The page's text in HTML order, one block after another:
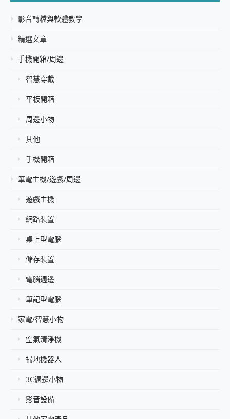
影音轉檔與軟體教學
精選文章
手機開箱/周邊
智慧穿戴
平板開箱
周邊小物
其他
手機開箱
筆電主機/遊戲/周邊
遊戲主機
網路裝置
桌上型電腦
儲存裝置
電腦週邊
筆記型電腦
家電/智慧小物
空氣清淨機
掃地機器人
3C週邊小物
影音設備